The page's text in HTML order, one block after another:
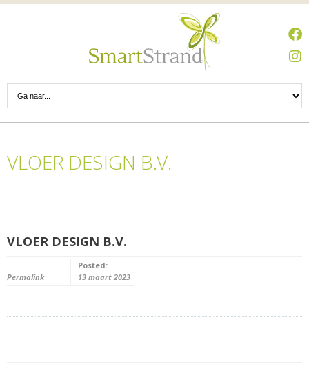
VLOER DESIGN B.V.
VLOER DESIGN B.V.
Permalink
Posted:
13 maart 2023